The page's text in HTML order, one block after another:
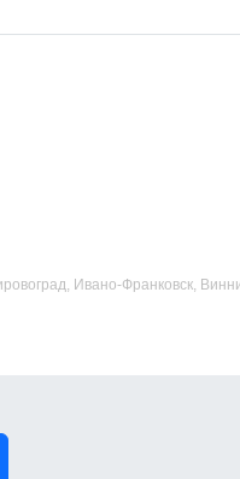
Ивано-Франковск,